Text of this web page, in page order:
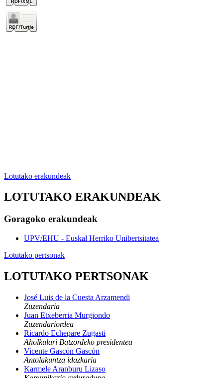
Lotutako erakundeak
LOTUTAKO ERAKUNDEAK
Goragoko erakundeak
UPV/EHU - Euskal Herriko Unibertsitatea
Lotutako pertsonak
LOTUTAKO PERTSONAK
José Luis de la Cuesta Arzamendi
Zuzendaria
Juan Etxeberria Murgiondo
Zuzendariordea
Ricardo Echepare Zugasti
Aholkulari Batzordeko presidentea
Vicente Gascón Gascón
Antolakuntza idazkaria
Karmele Aranburu Lizaso